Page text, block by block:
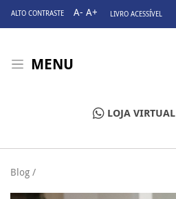
ALTO CONTRASTE A- A+ LIVRO ACESSÍVEL
MENU
LOJA VIRTUAL
Blog /